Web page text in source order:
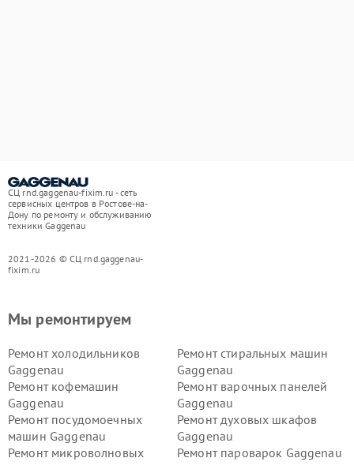
СЦ rnd.gaggenau-fixim.ru - сеть
сервисных центров в Ростове-на-
Дону по ремонту и обслуживанию
техники Gaggenau
2021-2026 © СЦ rnd.gaggenau-
fixim.ru
Мы ремонтируем
Ремонт холодильников
Gaggenau
Ремонт стиральных машин
Gaggenau
Ремонт кофемашин
Gaggenau
Ремонт варочных панелей
Gaggenau
Ремонт посудомоечных
машин Gaggenau
Ремонт духовых шкафов
Gaggenau
Ремонт микроволновых
Ремонт пароварок Gaggenau